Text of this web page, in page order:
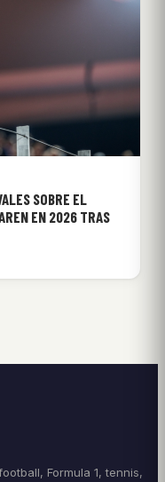
SOBRE EL
EN 2026 TRAS
Formula 1, tennis,